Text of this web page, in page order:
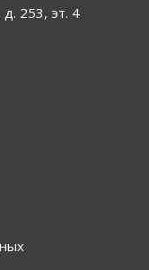
д. 253, эт. 4